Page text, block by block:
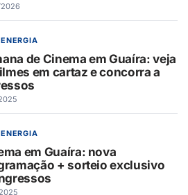
de Cinema em Guaíra: veja
em cartaz e concorra a
em Guaíra: nova
+ sorteio exclusivo